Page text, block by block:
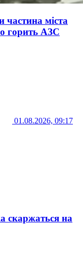
частина міста
горить АЗС
01.08.2026, 09:17
скаржаться на